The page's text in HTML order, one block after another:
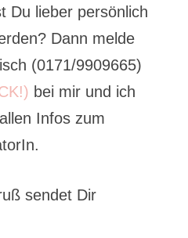
Du lieber persönlich
Dann melde
(0171/9909665)
bei mir und ich
Infos zum
sendet Dir